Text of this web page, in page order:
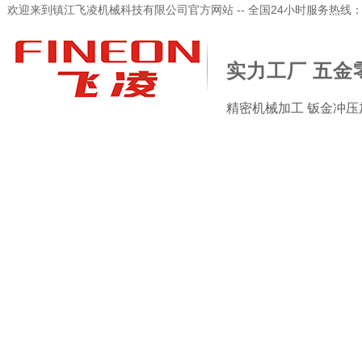
欢迎来到镇江飞凌机械科技有限公司官方网站 -- 全国24小时服务热线
实力工厂 五金
精密机械加工 钣金冲压